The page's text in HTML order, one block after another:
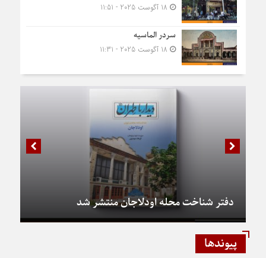
سردر الماسیه
دفتر شناخت محله اودلاجان منتشر شد
پیوندها